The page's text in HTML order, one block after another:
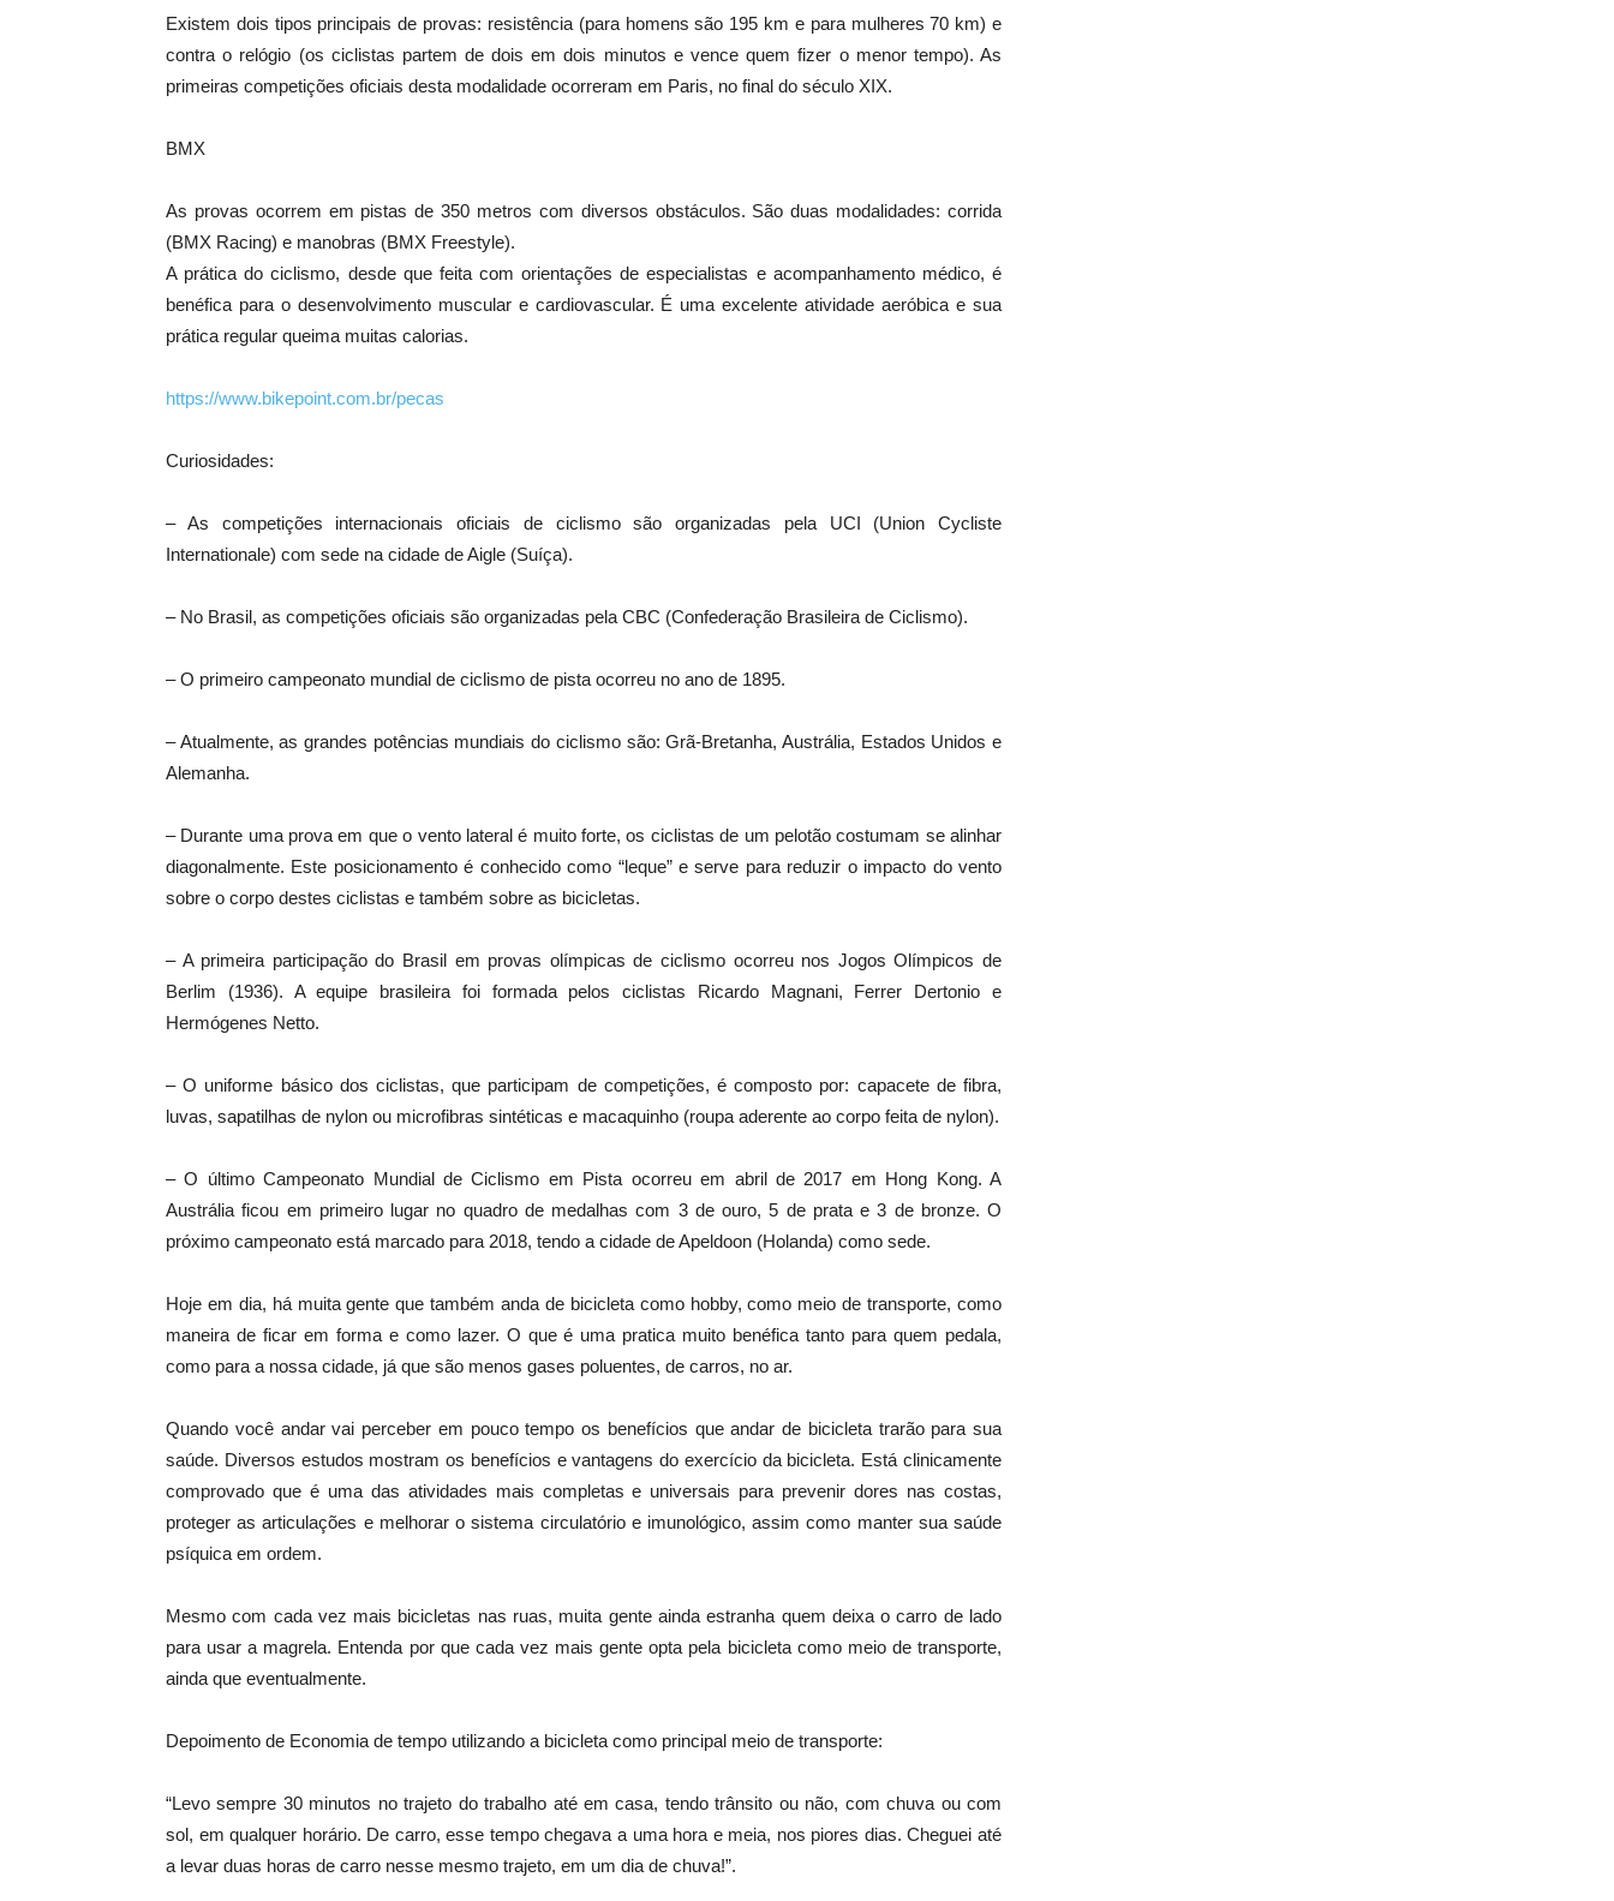
Existem dois tipos principais de provas: resistência (para homens são 195 km e para mulheres 70 km) e
contra o relógio (os ciclistas partem de dois em dois minutos e vence quem fizer o menor tempo). As
primeiras competições oficiais desta modalidade ocorreram em Paris, no final do século XIX.
BMX
As provas ocorrem em pistas de 350 metros com diversos obstáculos. São duas modalidades: corrida
(BMX Racing) e manobras (BMX Freestyle).
A prática do ciclismo, desde que feita com orientações de especialistas e acompanhamento médico, é
benéfica para o desenvolvimento muscular e cardiovascular. É uma excelente atividade aeróbica e sua
prática regular queima muitas calorias.
https://www.bikepoint.com.br/pecas
Curiosidades:
– As competições internacionais oficiais de ciclismo são organizadas pela UCI (Union Cycliste
Internationale) com sede na cidade de Aigle (Suíça).
– No Brasil, as competições oficiais são organizadas pela CBC (Confederação Brasileira de Ciclismo).
– O primeiro campeonato mundial de ciclismo de pista ocorreu no ano de 1895.
– Atualmente, as grandes potências mundiais do ciclismo são: Grã-Bretanha, Austrália, Estados Unidos e
Alemanha.
– Durante uma prova em que o vento lateral é muito forte, os ciclistas de um pelotão costumam se alinhar
diagonalmente. Este posicionamento é conhecido como “leque” e serve para reduzir o impacto do vento
sobre o corpo destes ciclistas e também sobre as bicicletas.
– A primeira participação do Brasil em provas olímpicas de ciclismo ocorreu nos Jogos Olímpicos de
Berlim (1936). A equipe brasileira foi formada pelos ciclistas Ricardo Magnani, Ferrer Dertonio e
Hermógenes Netto.
– O uniforme básico dos ciclistas, que participam de competições, é composto por: capacete de fibra,
luvas, sapatilhas de nylon ou microfibras sintéticas e macaquinho (roupa aderente ao corpo feita de nylon).
– O último Campeonato Mundial de Ciclismo em Pista ocorreu em abril de 2017 em Hong Kong. A
Austrália ficou em primeiro lugar no quadro de medalhas com 3 de ouro, 5 de prata e 3 de bronze. O
próximo campeonato está marcado para 2018, tendo a cidade de Apeldoon (Holanda) como sede.
Hoje em dia, há muita gente que também anda de bicicleta como hobby, como meio de transporte, como
maneira de ficar em forma e como lazer. O que é uma pratica muito benéfica tanto para quem pedala,
como para a nossa cidade, já que são menos gases poluentes, de carros, no ar.
Quando você andar vai perceber em pouco tempo os benefícios que andar de bicicleta trarão para sua
saúde. Diversos estudos mostram os benefícios e vantagens do exercício da bicicleta. Está clinicamente
comprovado que é uma das atividades mais completas e universais para prevenir dores nas costas,
proteger as articulações e melhorar o sistema circulatório e imunológico, assim como manter sua saúde
psíquica em ordem.
Mesmo com cada vez mais bicicletas nas ruas, muita gente ainda estranha quem deixa o carro de lado
para usar a magrela. Entenda por que cada vez mais gente opta pela bicicleta como meio de transporte,
ainda que eventualmente.
Depoimento de Economia de tempo utilizando a bicicleta como principal meio de transporte:
“Levo sempre 30 minutos no trajeto do trabalho até em casa, tendo trânsito ou não, com chuva ou com
sol, em qualquer horário. De carro, esse tempo chegava a uma hora e meia, nos piores dias. Cheguei até
a levar duas horas de carro nesse mesmo trajeto, em um dia de chuva!”.